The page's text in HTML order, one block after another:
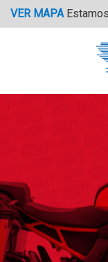
Saltar
VER MAPA